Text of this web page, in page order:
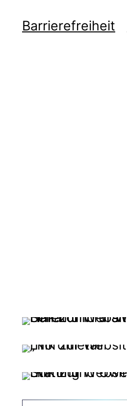
Barrierefreiheit